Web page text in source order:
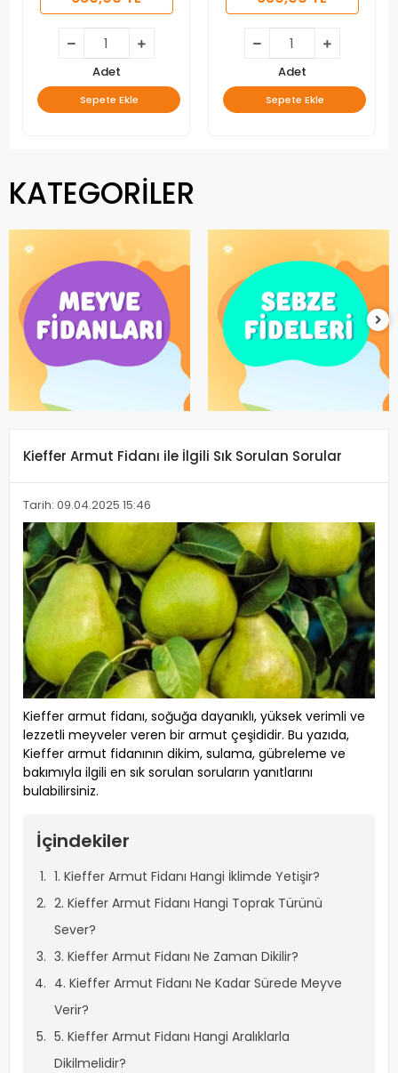
Adet
Sepete Ekle
Adet
Sepete Ekle
KATEGORİLER
Kieffer Armut Fidanı ile İlgili Sık Sorulan Sorular
Tarih: 09.04.2025 15:46
Kieffer armut fidanı, soğuğa dayanıklı, yüksek verimli ve
lezzetli meyveler veren bir armut çeşididir. Bu yazıda,
Kieffer armut fidanının dikim, sulama, gübreleme ve
bakımıyla ilgili en sık sorulan soruların yanıtlarını
bulabilirsiniz.
İçindekiler
1. Kieffer Armut Fidanı Hangi İklimde Yetişir?
2. Kieffer Armut Fidanı Hangi Toprak Türünü
Sever?
3. Kieffer Armut Fidanı Ne Zaman Dikilir?
4. Kieffer Armut Fidanı Ne Kadar Sürede Meyve
Verir?
5. Kieffer Armut Fidanı Hangi Aralıklarla
Dikilmelidir?